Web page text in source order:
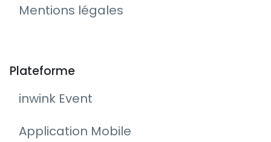
Mentions légales
Plateforme
inwink Event
Application Mobile